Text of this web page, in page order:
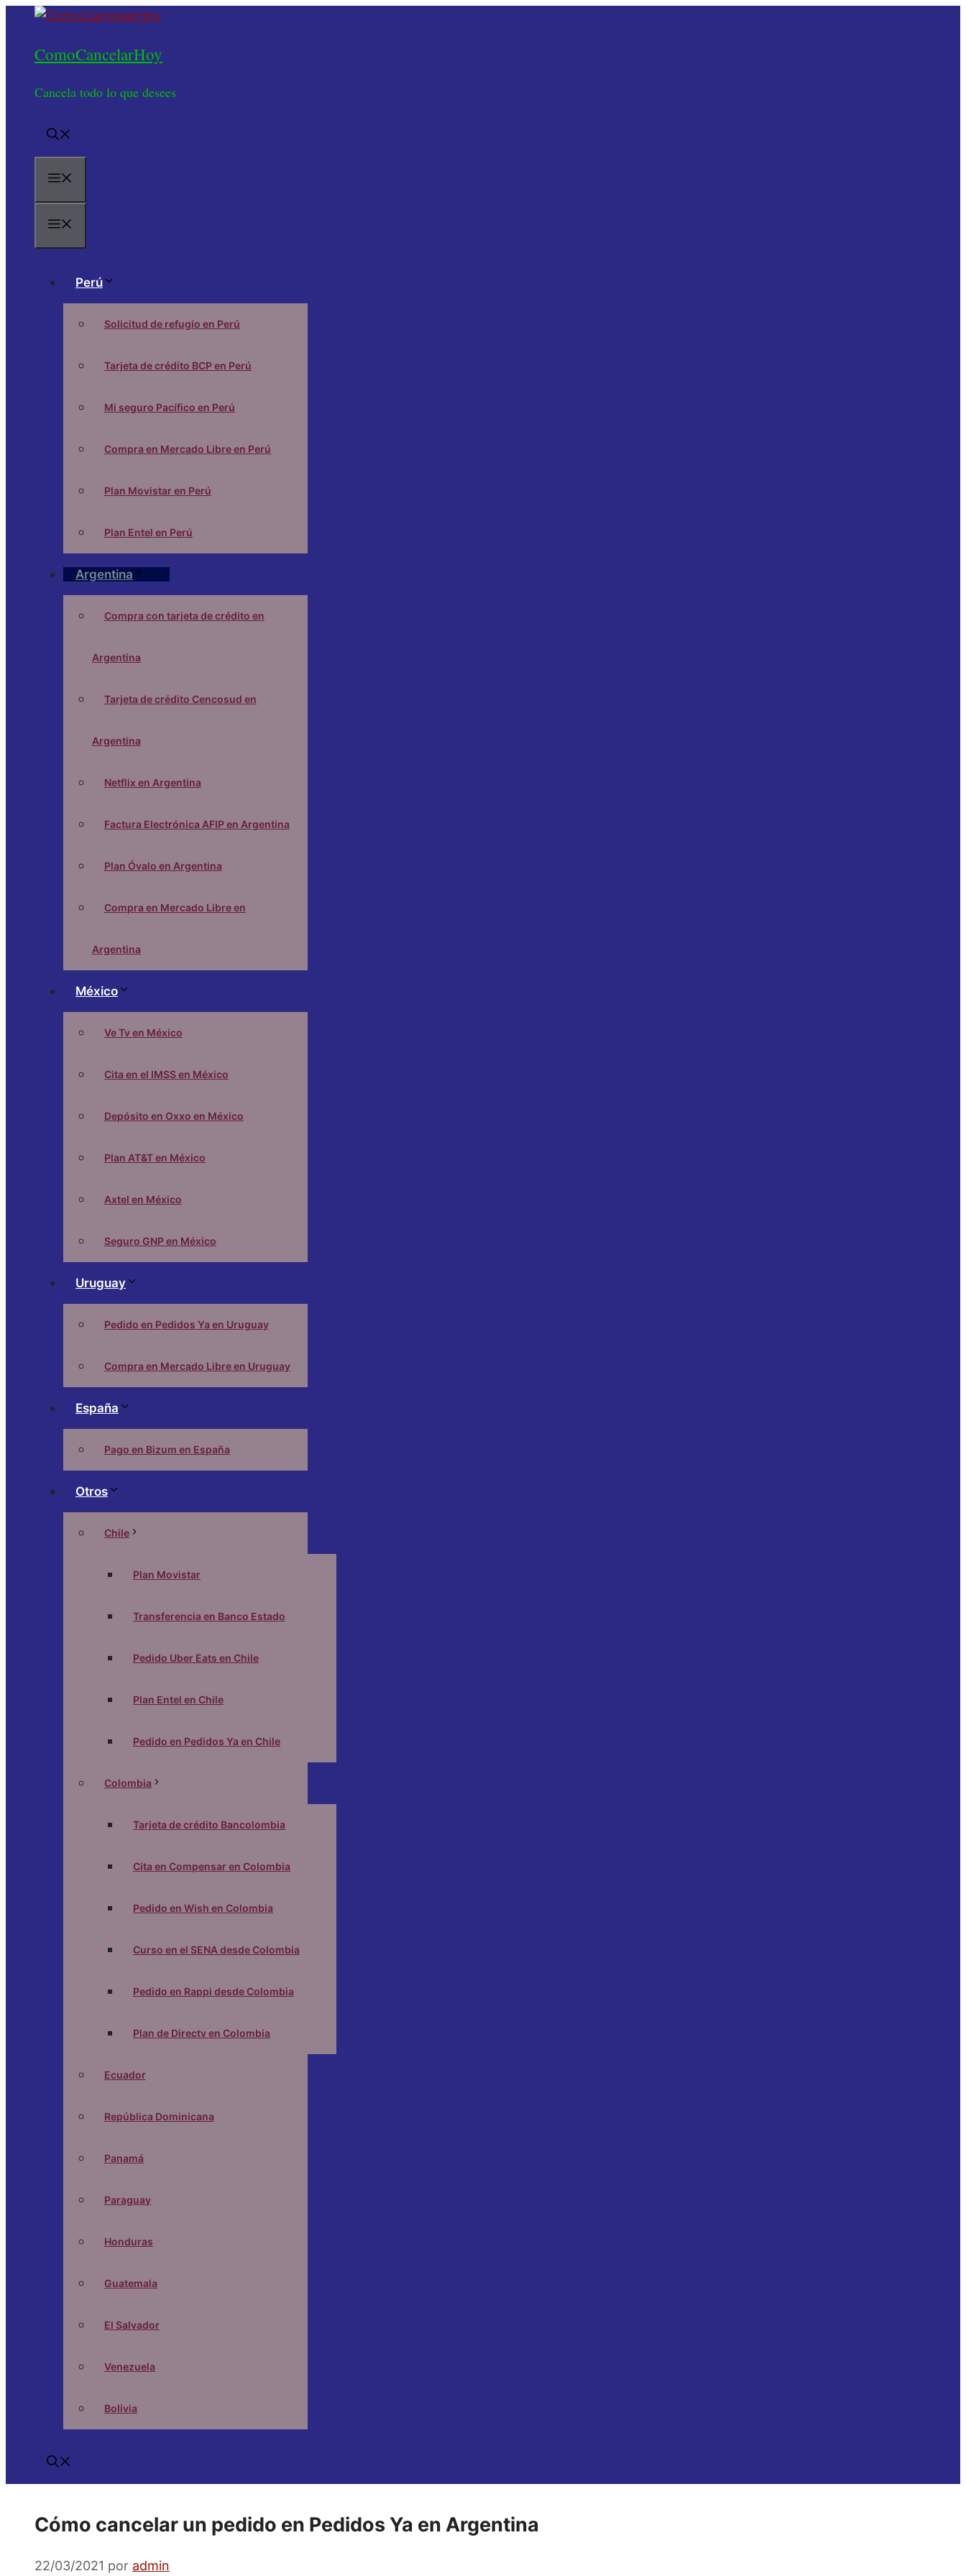
Saltar
contenido
ComoCancelarHoy
Cancela todo lo que desees
Perú
Solicitud de refugio en Perú
Tarjeta de crédito BCP en Perú
Mi seguro Pacífico en Perú
Compra en Mercado Libre en Perú
Plan Movistar en Perú
Plan Entel en Perú
Argentina
Compra con tarjeta de crédito en
Argentina
Tarjeta de crédito Cencosud en
Argentina
Netflix en Argentina
Factura Electrónica AFIP en Argentina
Plan Óvalo en Argentina
Compra en Mercado Libre en
Argentina
México
Ve Tv en México
Cita en el IMSS en México
Depósito en Oxxo en México
Plan AT&T en México
Axtel en México
Seguro GNP en México
Uruguay
Pedido en Pedidos Ya en Uruguay
Compra en Mercado Libre en Uruguay
España
Pago en Bizum en España
Otros
Chile
Plan Movistar
Transferencia en Banco Estado
Pedido Uber Eats en Chile
Plan Entel en Chile
Pedido en Pedidos Ya en Chile
Colombia
Tarjeta de crédito Bancolombia
Cita en Compensar en Colombia
Pedido en Wish en Colombia
Curso en el SENA desde Colombia
Pedido en Rappi desde Colombia
Plan de Directv en Colombia
Ecuador
República Dominicana
Panamá
Paraguay
Honduras
Guatemala
El Salvador
Venezuela
Bolivia
Cómo cancelar un pedido en Pedidos Ya en Argentina
22/03/2021 por admin